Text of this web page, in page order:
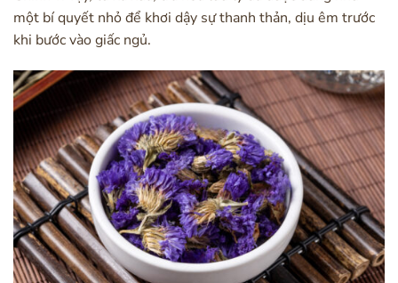
một bí quyết nhỏ để khơi dậy sự thanh thản, dịu êm trước
khi bước vào giấc ngủ.